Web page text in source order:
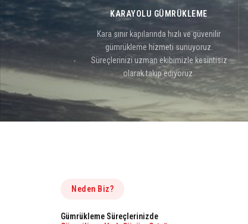
KARAYOLU GÜMRÜKLEME
Kara sınır kapılarında hızlı ve güvenilir
gümrükleme hizmeti sunuyoruz.
Süreçlerinizi uzman ekibimizle kesintisiz
olarak takip ediyoruz.
Neden Biz?
Gümrükleme Süreçlerinizde